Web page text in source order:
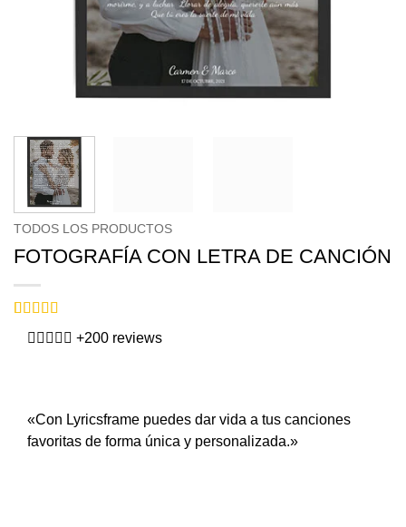
TODOS LOS PRODUCTOS
FOTOGRAFÍA CON LETRA DE CANCIÓN
Valorado
con5de 5 +200 reviews
«Con Lyricsframe puedes dar vida a tus canciones
favoritas de forma única y personalizada.»